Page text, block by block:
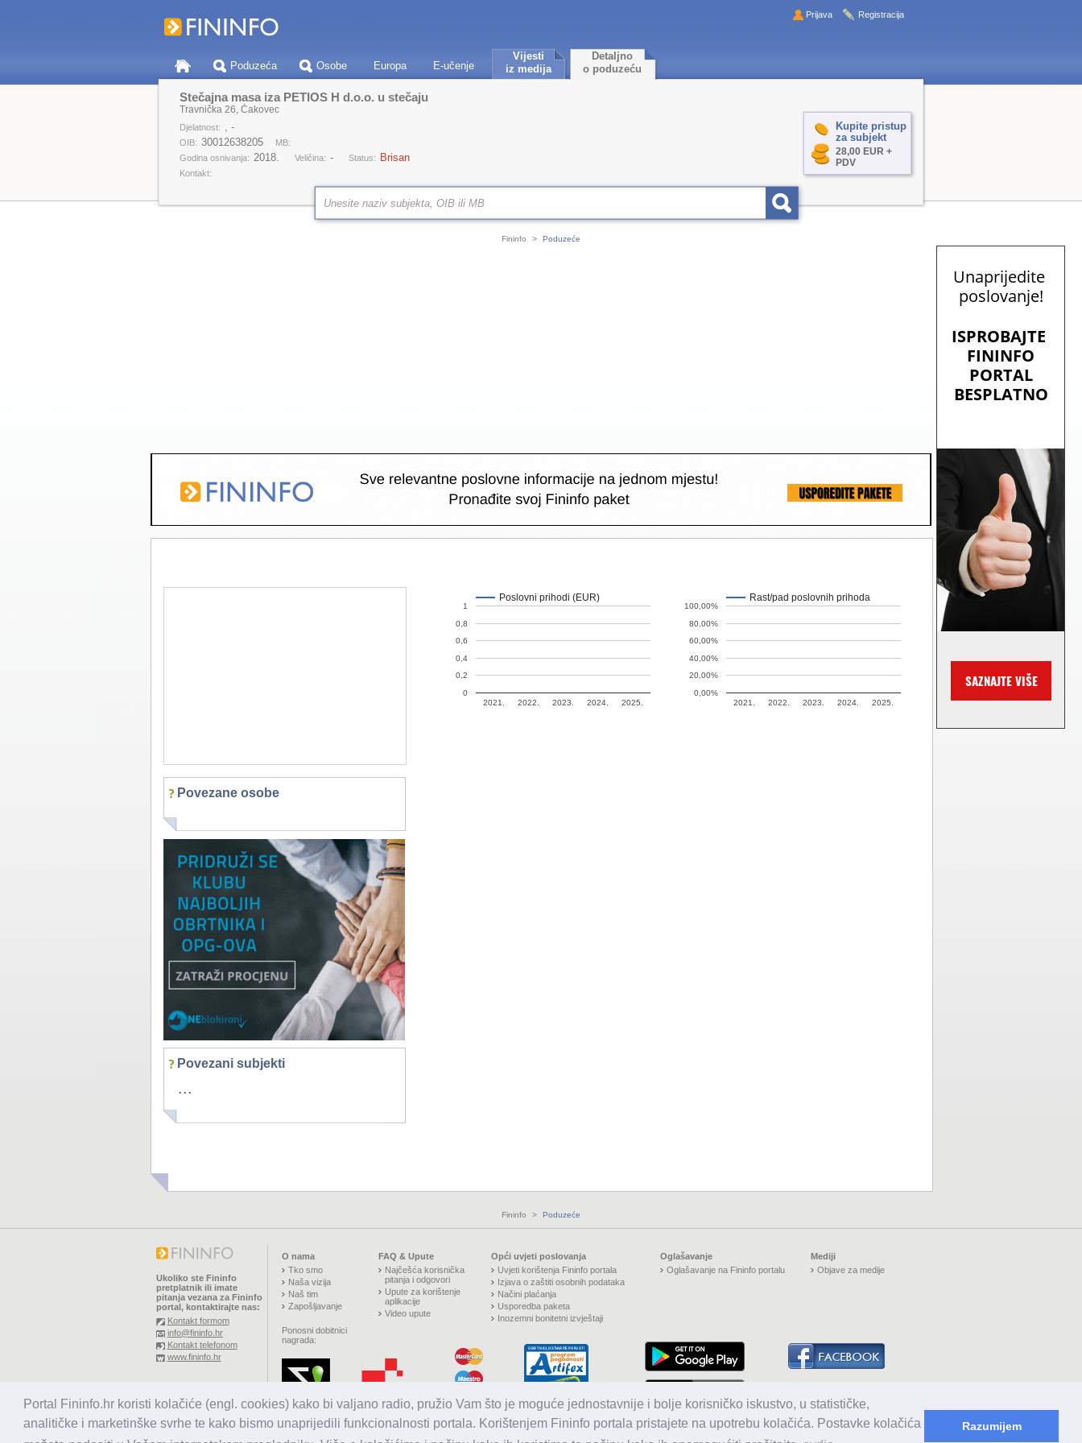
Portal Fininfo.hr koristi kolačiće (engl. cookies) kako bi valjano radio, pružio Vam što je moguće jednostavnije i bolje korisničko iskustvo, u statističke,
analitičke i marketinške svrhe te kako bismo unaprijedili funkcionalnosti portala. Korištenjem Fininfo portala pristajete na upotrebu kolačića. Postavke kolačića
Razumijem
Poduzeća Osobe Europa E-učenje
Vijesti
iz medija
Detaljno
o poduzeću
Prijava Registracija
Kupite pristup
za subjekt
28,00 EUR +
PDV
Stečajna masa iza PETIOS H d.o.o. u stečaju
Travnička 26, Čakovec
Djelatnost: , -
OIB: 30012638205
MB:
Godina osnivanja: 2018. Veličina: - Status: Brisan
Kontakt:
Fininfo > Poduzeće
Povezane osobe
Povezani subjekti
...
Poslovni prihodi (EUR)
2021. 2022. 2023. 2024. 2025.
0
0,2
0,4
0,6
0,8
1
Rast/pad poslovnih prihoda
2021. 2022. 2023. 2024. 2025.
0,00%
20,00%
40,00%
60,00%
80,00%
100,00%
Fininfo > Poduzeće
Ukoliko ste Fininfo
pretplatnik ili imate
pitanja vezana za Fininfo
portal, kontaktirajte nas:
Kontakt formom
info@fininfo.hr
Kontakt telefonom
www.fininfo.hr
Sva prava pridržana.
O nama
Tko smo
Naša vizija
Naš tim
Zapošljavanje
Ponosni dobitnici
nagrada:
FAQ & Upute
Najčešća korisnička
pitanja i odgovori
Upute za korištenje
aplikacije
Video upute
Opći uvjeti poslovanja
Uvjeti korištenja Fininfo portala
Izjava o zaštiti osobnih podataka
Načini plaćanja
Usporedba paketa
Inozemni bonitetni izvještaji
Oglašavanje
Oglašavanje na Fininfo portalu
Mediji
Objave za medije